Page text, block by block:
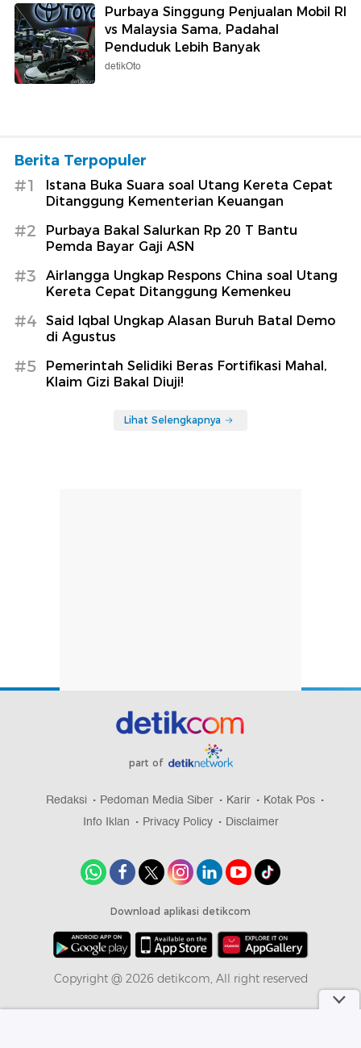
Purbaya Singgung Penjualan Mobil RI
vs Malaysia Sama, Padahal
Penduduk Lebih Banyak
detikOto
Berita Terpopuler
#1
Istana Buka Suara soal Utang Kereta Cepat
Ditanggung Kementerian Keuangan
#2
Purbaya Bakal Salurkan Rp 20 T Bantu
Pemda Bayar Gaji ASN
#3
Airlangga Ungkap Respons China soal Utang
Kereta Cepat Ditanggung Kemenkeu
#4
Said Iqbal Ungkap Alasan Buruh Batal Demo
di Agustus
#5
Pemerintah Selidiki Beras Fortifikasi Mahal,
Klaim Gizi Bakal Diuji!
Lihat Selengkapnya
part of
Redaksi Pedoman Media Siber Karir
Kotak Pos
Info Iklan
Privacy Policy Disclaimer
Download aplikasi detikcom
Copyright @ 2026 detikcom, All right reserved